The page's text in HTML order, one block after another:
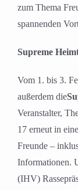
zum Thema
spannenden
Supreme
Vom 1. bis 3.
außerdem die
Veranstalter,
17 erneut in
Freunde –
Informationen.
(IHV)